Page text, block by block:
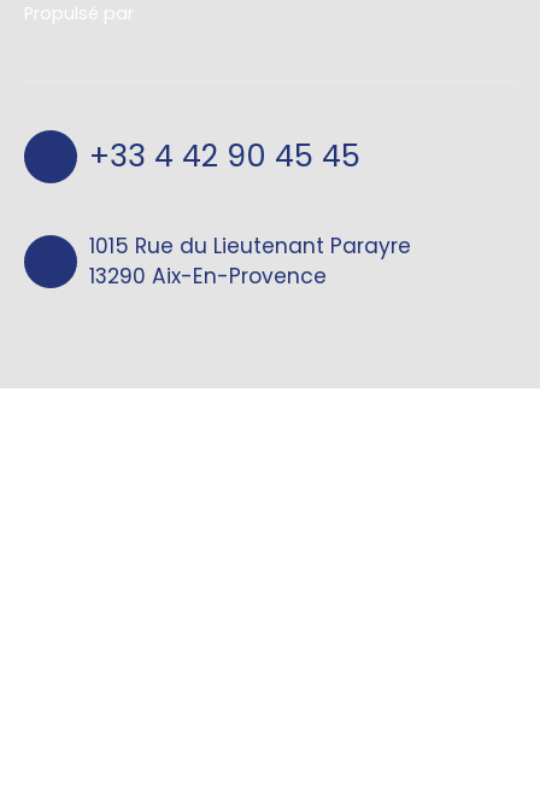
Propulsé par
+33 4 42 90 45 45
1015 Rue du Lieutenant Parayre
13290 Aix-En-Provence